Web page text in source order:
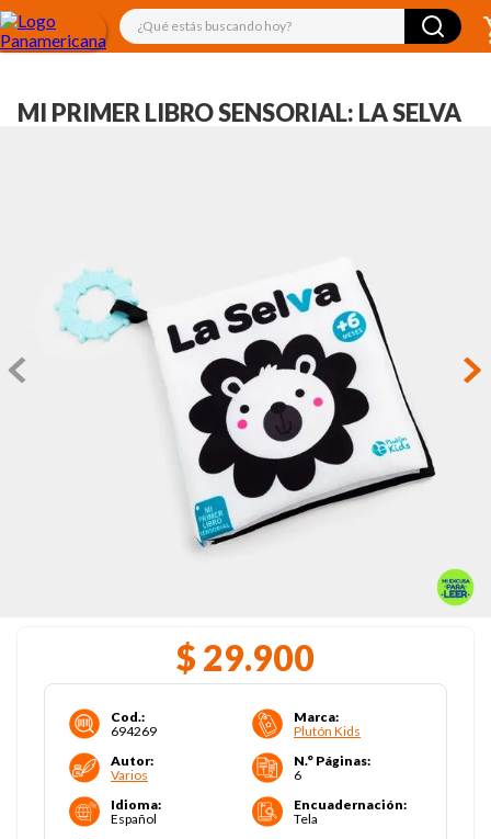
¿Qué estás buscando hoy?
MI PRIMER LIBRO SENSORIAL: LA SELVA
$ 29.900
Cod.:
694269
Marca:
Plutón Kids
Autor:
Varios
N.° Páginas:
6
Idioma:
Español
Encuadernación:
Tela